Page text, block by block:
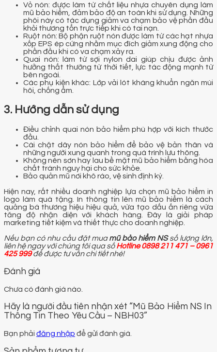
Vỏ nón: được làm từ chất liệu nhựa chuyên dụng làm
mũ bảo hiểm, đảm bảo độ an toàn khi sử dụng. Những
phôi này có tác dụng giảm va chạm bảo vệ phần đầu
khỏi thương tổn trực tiếp khi có tai nạn.
Ruột nón: Bộ phận ruột nón được làm từ các hạt nhựa
xốp EPS ép cứng nhằm mục đích giảm xung động cho
phần đầu khi có va chạm xảy ra.
Quai nón: làm từ sợi nylon dai giúp chịu được ảnh
hưởng thất thường từ thời tiết, lực tác động mạnh từ
bên ngoài.
Các phụ kiện khác: Lớp vải lót kháng khuẩn ngăn mùi
hôi, chống ẩm.
3. Hướng dẫn sử dụng
Điều chỉnh quai nón bảo hiểm phù hợp với kích thước
đầu.
Cài chặt dây nón bảo hiểm để bảo vệ bản thân và
những người xung quanh trong quá trình lưu thông.
Không nên sơn hay lau bề mặt mũ bảo hiểm bằng hóa
chất tránh nguy hại cho sức khỏe.
Bảo quản mũ nơi khô ráo, vệ sinh định kỳ.
Hiện nay, rất nhiều doanh nghiệp lựa chọn mũ bảo hiểm in
logo làm quà tặng. In thông tin lên mũ bảo hiểm là cách
quảng bá thương hiệu hiệu quả, vừa tạo dấu ấn riêng vừa
tăng độ nhận diện với khách hàng. Đây là giải pháp
marketing tiết kiệm và thiết thực cho doanh nghiệp.
Nếu bạn có nhu cầu đặt muamũ bảo hiểm NSsố lượng lớn,
liên hệ ngay với chúng tôi qua sốHotline 0898 211 471 – 0961
425 999để được tư vấn chi tiết nhé!
Đánh giá
Chưa có đánh giá nào.
Hãy là người đầu tiên nhận xét “Mũ Bảo Hiểm NS In
Thông Tin Theo Yêu Cầu – NBH03”
Bạn phải đăng nhập để gửi đánh giá.